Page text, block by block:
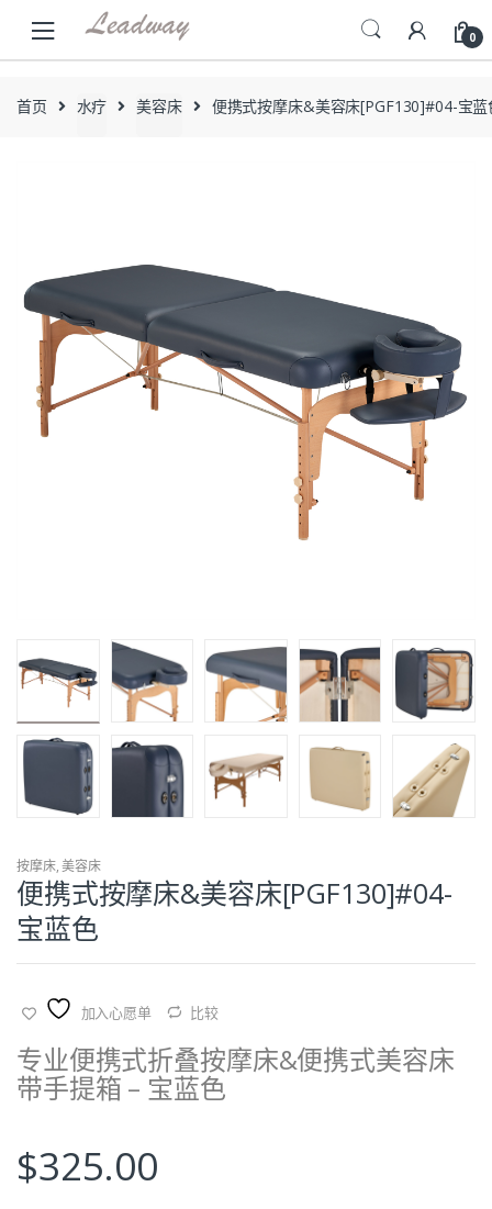
navigation
content
0
首页 水疗 美容床 便携式按摩床&美容床[PGF130]#04-宝蓝
按摩床,美容床
便携式按摩床&美容床[PGF130]#04-
宝蓝色
加入心愿单 比较
专业便携式折叠按摩床&便携式美容床
带手提箱 – 宝蓝色
$325.00